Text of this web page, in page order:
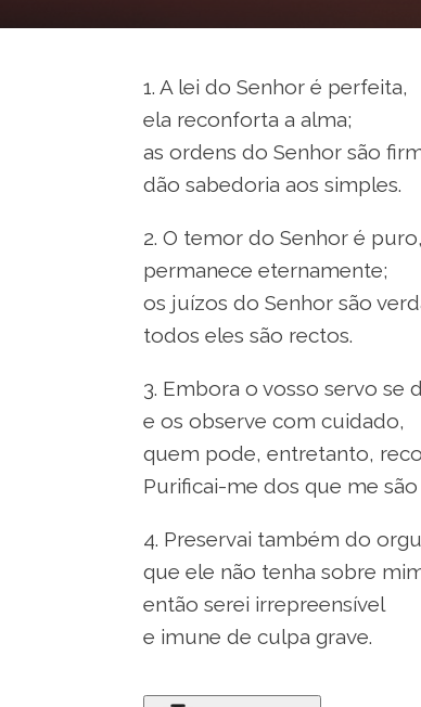
1. A lei do Senhor é perfeita,
ela reconforta a alma;
as ordens do Senhor são
dão sabedoria aos simples.
2. O temor do Senhor é puro,
permanece eternamente;
os juízos do Senhor são
todos eles são rectos.
3. Embora o vosso servo se
e os observe com cuidado,
quem pode, entretanto,
Purificai-me dos que me
4. Preservai também do
que ele não tenha sobre
então serei irrepreensível
e imune de culpa grave.